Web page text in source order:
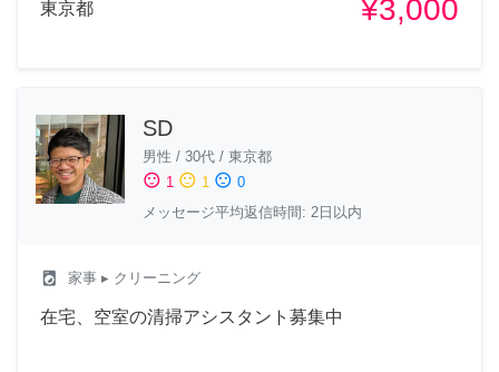
東京都 ¥3,000
SD
男性 / 30代 / 東京都
sentiment_satisfied 1 sentiment_neutral 1 sentiment_dissatisfied 0
メッセージ平均返信時間: 2日以内
local_laundry_service 家事 ▸ クリーニング
在宅、空室の清掃アシスタント募集中